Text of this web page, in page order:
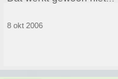
8 okt 2006